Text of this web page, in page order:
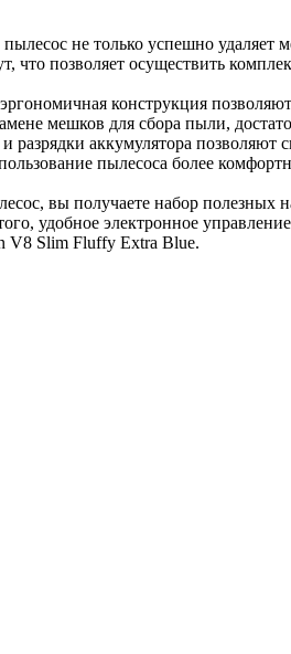
не только успешно
что позволяет осуществить
конструкция
мешков для сбора пыли,
аккумулятора
пылесоса более
вы получаете набор полезных
удобное электронное
V8 Slim Fluffy Extra Blue.